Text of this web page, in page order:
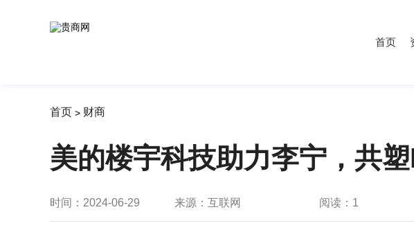
首页
首页 > 财商
美的楼宇科技助力李宁，共
时间：2024-06-29 来源：互联网 阅读： 1